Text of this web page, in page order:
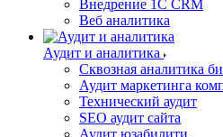
Внедрение 1C CRM
Веб аналитика
Аудит и аналитика
Сквозная аналитика
Аудит маркетинга
Технический аудит
SEO аудит сайта
Аудит юзабилити